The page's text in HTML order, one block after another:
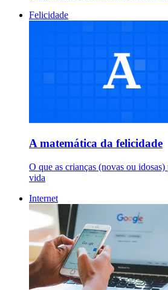
Felicidade
A matemática da felicidade
O que as crianças (novas ou idosas)
vida
Internet